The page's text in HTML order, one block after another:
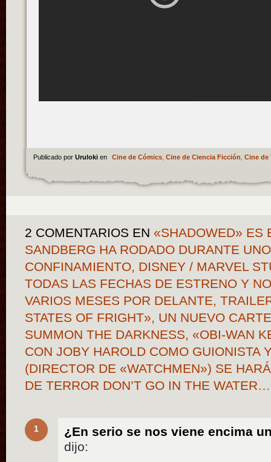
Publicado por Uruloki en Cine de Cómics, Cine de Ciencia Ficción Cine de
2 COMENTARIOS EN «SHADOWED» ES
SANDBERG HA RODADO DURANTE
CONFINAMIENTO, DISNEY / MARVEL
TODAS LAS FECHAS DE ESTRENO Y
VARIOS MESES POR DELANTE,
STATES OF FRIGHT», UN NUEVO
SUMMON THE DARKNESS, «OBI-WAN
CON JOBY HAROLD COMO GUIONISTA
(DIRECTOR DE «WATCHMEN») SE
DE TERROR DON’T GO IN THE WATER…
1
¿En serio se nos viene encima
dijo: